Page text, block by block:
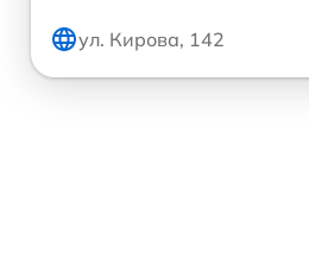
ул. Кирова, 142